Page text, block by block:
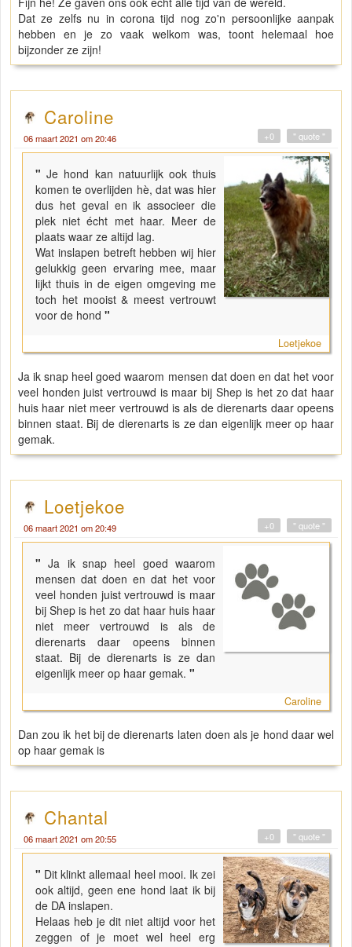
Dat ze zelfs nu in corona tijd nog zo'n persoonlijke aanpak
hebben en je zo vaak welkom was, toont helemaal hoe
bijzonder ze zijn!
Caroline
06 maart 2021 om 20:46 " quote "
+0
"Je hond kan natuurlijk ook thuis
komen te overlijden hè, dat was hier
dus het geval en ik associeer die
plek niet écht met haar. Meer de
plaats waar ze altijd lag.
Wat inslapen betreft hebben wij hier
gelukkig geen ervaring mee, maar
lijkt thuis in de eigen omgeving me
toch het mooist & meest vertrouwt
voor de hond "
Loetjekoe
Ja ik snap heel goed waarom mensen dat doen en dat het voor
veel honden juist vertrouwd is maar bij Shep is het zo dat haar
huis haar niet meer vertrouwd is als de dierenarts daar opeens
binnen staat. Bij de dierenarts is ze dan eigenlijk meer op haar
gemak.
Loetjekoe
06 maart 2021 om 20:49 " quote "
+0
"Ja ik snap heel goed waarom
mensen dat doen en dat het voor
veel honden juist vertrouwd is maar
bij Shep is het zo dat haar huis haar
niet meer vertrouwd is als de
dierenarts daar opeens binnen
staat. Bij de dierenarts is ze dan
eigenlijk meer op haar gemak. "
Caroline
Dan zou ik het bij de dierenarts laten doen als je hond daar wel
op haar gemak is
Chantal
06 maart 2021 om 20:55 " quote "
+0
" Dit klinkt allemaal heel mooi. Ik zei
ook altijd, geen ene hond laat ik bij
de DA inslapen.
Helaas heb je dit niet altijd voor het
zeggen of je moet wel heel erg